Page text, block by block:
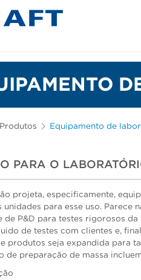
Produtos Equipamento de
PARA O
projeta, especificamente,
unidades para esse uso. Parece
de P&D para testes rigorosos
de testes com clientes e,
produtos seja expandida para
de preparação de massa